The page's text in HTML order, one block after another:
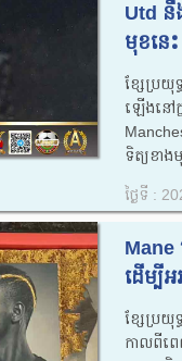
Utd
មុខនេ
ខ្សែប្រយុ
ឡើង​​នៅ​ក្
ទិត្យ​ខាង​
ថ្ងៃទី :
Mane
ដើម្បី​
ខ្សែប្រយុ
កាល​ពី​ពេ